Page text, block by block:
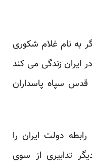
به نام غلام شکوری
ایران زندگی می کند
قدس سپاه پاسداران
دولت ایران را
تدابیری از سوی